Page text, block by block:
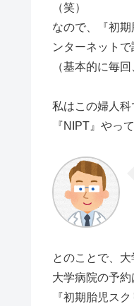
（笑）
なので、『初
ンターネット
（基本的に毎
私はこの婦人
『NIPT』やっ
とのことで、大
大学病院の予約
『初期胎児ス